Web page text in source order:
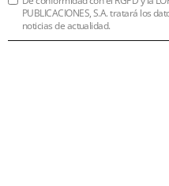
PUBLICACIONES, S.A. tratará los
noticias de actualidad.